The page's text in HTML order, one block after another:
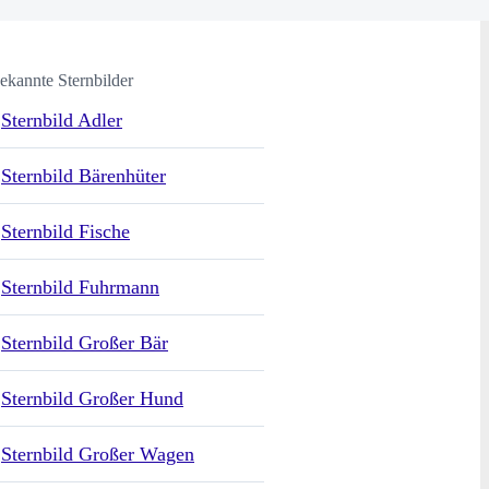
Sternbilder
Sternbild Adler
Sternbild Bärenhüter
Sternbild Fische
Sternbild Fuhrmann
Sternbild Großer Bär
Sternbild Großer Hund
Sternbild Großer Wagen